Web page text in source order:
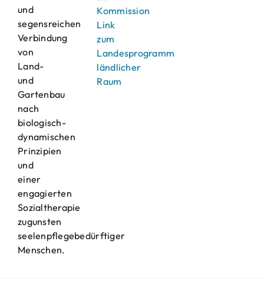
und
segensreichen
Verbindung
von
Land-
und
Gartenbau
nach
biologisch-
dynamischen
Prinzipien
und
einer
engagierten
Sozialtherapie
zugunsten
seelenpflegebedürftiger
Menschen.
Kommission
Link
zum
Landesprogramm
ländlicher
Raum